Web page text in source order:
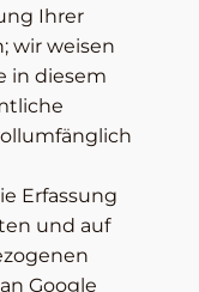
Ihrer
wir weisen
in diesem
Erfassung
und auf
Google